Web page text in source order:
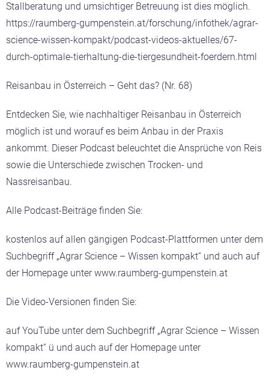
Stallberatung und umsichtiger Betreuung ist dies möglich.
https://raumberg-gumpenstein.at/forschung/infothek/agrar-
science-wissen-kompakt/podcast-videos-aktuelles/67-
durch-optimale-tierhaltung-die-tiergesundheit-foerdern.html
Reisanbau in Österreich – Geht das? (Nr. 68)
Entdecken Sie, wie nachhaltiger Reisanbau in Österreich
möglich ist und worauf es beim Anbau in der Praxis
ankommt. Dieser Podcast beleuchtet die Ansprüche von Reis
sowie die Unterschiede zwischen Trocken- und
Nassreisanbau.
Alle Podcast-Beiträge finden Sie:
kostenlos auf allen gängigen Podcast-Plattformen unter dem
Suchbegriff „Agrar Science – Wissen kompakt“ und auch auf
der Homepage unter www.raumberg-gumpenstein.at
Die Video-Versionen finden Sie:
auf YouTube unter dem Suchbegriff „Agrar Science – Wissen
kompakt“ ü und auch auf der Homepage unter
www.raumberg-gumpenstein.at